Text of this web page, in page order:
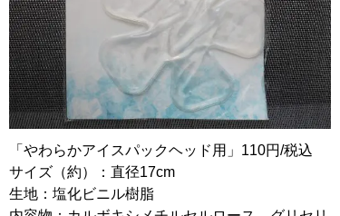
「やわらかアイスパックヘッド用」110円/税込
サイズ（約）：直径17cm
生地：塩化ビニル樹脂